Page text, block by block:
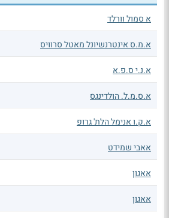
א סמול וורלד
א.מ.ס אינטרנשיונל מאטל סרוויס
א.נ.י ס.פ.א
א.ס.מ.ל. הולדינגס
א.ק.ו אנימל הלת' גרופ
אאבי שמידט
אאגון
אאגון